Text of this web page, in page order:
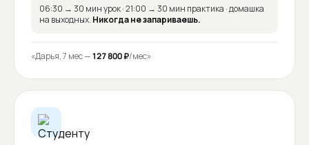
06:30 → 30 мин урок · 21:00 → 30 мин практика · домашка
на выходных. Никогда не запариваешь.
«Дарья, 7 мес —127 800 ₽/мес»